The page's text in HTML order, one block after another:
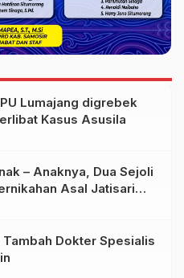
Lumajang digrebek
Kasus Asusila
– Anaknya, Dua Sejoli
Asal Jatisari
Madiun dan Maospati
Tambah Dokter Spesialis